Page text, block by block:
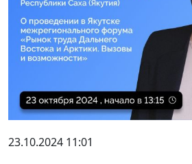
23.10.2024 11:01